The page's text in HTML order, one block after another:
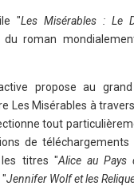
"Les Misérables : Le
du roman
propose au
Les Misérables à
tout
de
titres "Alice au Pays
"Jennifer Wolf et les